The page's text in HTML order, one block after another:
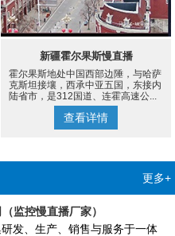
新疆霍尔果斯慢直播
霍尔果斯地处中国西部边陲，与哈萨
克斯坦接壤，西承中亚五国，东接内
陆省市，是312国道、连霍高速公...
查看详情
更多+
监控慢直播厂家）
发、生产、销售与服务于一体